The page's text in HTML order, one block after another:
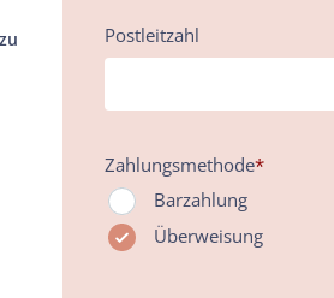
Postleitzahl
Zahlungsmethode*
Barzahlung
Überweisung